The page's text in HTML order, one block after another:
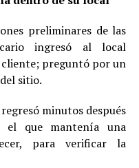
preliminares de las
ingresó al local
preguntó por un
sitio.
minutos después
que mantenía una
para verificar la